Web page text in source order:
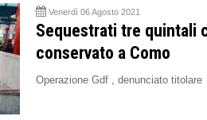
Venerdì 06 Agosto 2021
Sequestrati tre quintali
conservato a Como
Operazione Gdf , denunciato titolare